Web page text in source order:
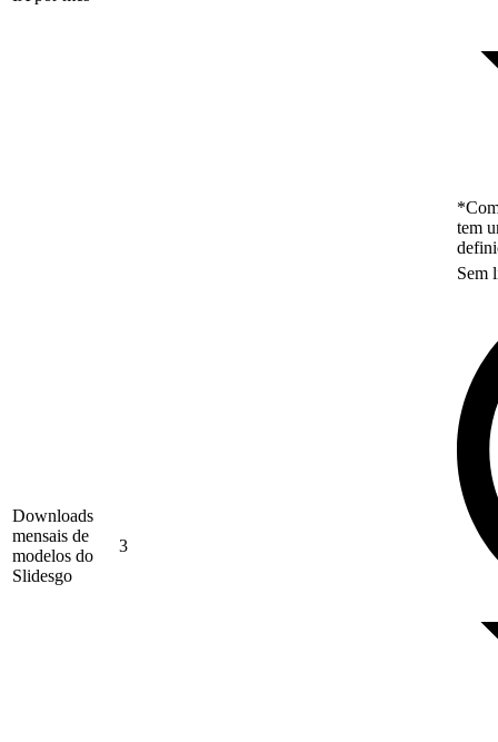
tem
Downloads
mensais de
modelos do
Slidesgo
3
Sem